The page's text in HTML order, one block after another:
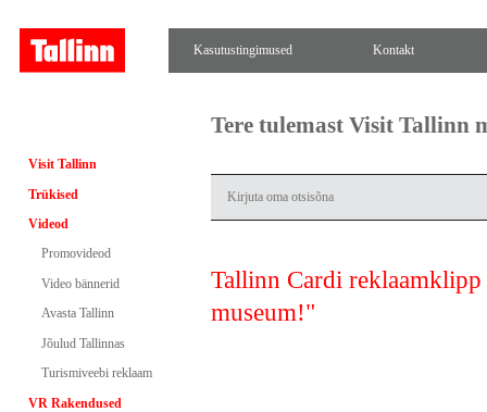
Kasutustingimused Kontakt
Visit Tallinn
Trükised
Videod
Promovideod
Video bännerid
Avasta Tallinn
Jõulud Tallinnas
Turismiveebi reklaam
VR Rakendused
Tere tulemast Visit Tallinn
Tallinn Cardi
museum!"